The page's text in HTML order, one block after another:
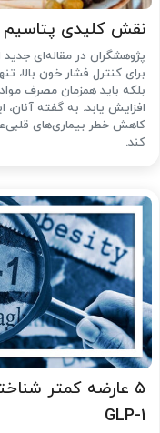
نقش کلیدی پتاسیم
پژوهشگران در مقاله‌ای جدید
برای کنترل فشار خون
بلکه باید همزمان مصرف
افزایش یابد. به گفته آنان،
کاهش خطر بیماری‌های
کند.
۵ عارضه کمتر
GLP-1